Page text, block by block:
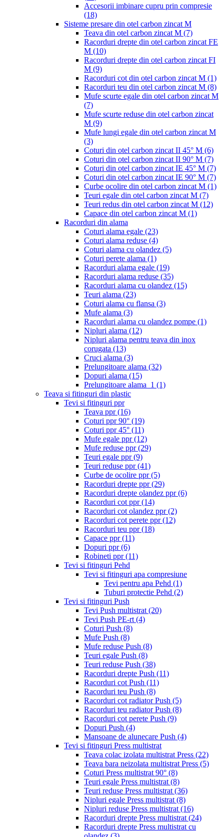
Accesorii imbinare cupru prin compresie
(18)
Sisteme presare din otel carbon zincat M
Teava din otel carbon zincat M (7)
Racorduri drepte din otel carbon zincat FE
M (10)
Racorduri drepte din otel carbon zincat FI
M (9)
Racorduri cot din otel carbon zincat M (1)
Racorduri teu din otel carbon zincat M (8)
Mufe scurte egale din otel carbon zincat M
(7)
Mufe scurte reduse din otel carbon zincat
M (9)
Mufe lungi egale din otel carbon zincat M
(3)
Coturi din otel carbon zincat II 45° M (6)
Coturi din otel carbon zincat II 90° M (7)
Coturi din otel carbon zincat IE 45° M (7)
Coturi din otel carbon zincat IE 90° M (7)
Curbe ocolire din otel carbon zincat M (1)
Teuri egale din otel carbon zincat M (7)
Teuri redus din otel carbon zincat M (12)
Capace din otel carbon zincat M (1)
Racorduri din alama
Coturi alama egale (23)
Coturi alama reduse (4)
Coturi alama cu olandez (5)
Coturi perete alama (1)
Racorduri alama egale (19)
Racorduri alama reduse (35)
Racorduri alama cu olandez (15)
Teuri alama (23)
Coturi alama cu flansa (3)
Mufe alama (3)
Racorduri alama cu olandez pompe (1)
Nipluri alama (12)
Nipluri alama pentru teava din inox
corugata (13)
Cruci alama (3)
Prelungitoare alama (32)
Dopuri alama (15)
Prelungitoare alama_1 (1)
Teava si fitinguri din plastic
Tevi si fitinguri ppr
Teava ppr(16)
Coturi ppr 90° (19)
Coturi ppr 45° (11)
Mufe egale ppr(12)
Mufe reduse ppr(29)
Teuri egale ppr(9)
Teuri reduse ppr(41)
Curbe de ocolire ppr(5)
Racorduri drepte ppr(29)
Racorduri drepte olandez ppr(6)
Racorduri cot ppr(14)
Racorduri cot olandez ppr(2)
Racorduri cot perete ppr(12)
Racorduri teu ppr(18)
Capace ppr(11)
Dopuri ppr(6)
Robineti ppr(11)
Tevi si fitinguri Pehd
Tevi si fitinguri apa compresiune
Tevi pentru apa Pehd (1)
Tuburi protectie Pehd (2)
Tevi si fitinguri Push
Tevi Push multistrat (20)
Tevi Push PE-rt (4)
Coturi Push (8)
Mufe Push (8)
Mufe reduse Push (8)
Teuri egale Push (8)
Teuri reduse Push (38)
Racorduri drepte Push (11)
Racorduri cot Push (11)
Racorduri teu Push (8)
Racorduri cot radiator Push (5)
Racorduri teu radiator Push (8)
Racorduri cot perete Push (9)
Dopuri Push (4)
Mansoane de alunecare Push (4)
Tevi si fitinguri Press multistrat
Teava colac izolata multistrat Press (22)
Teava bara neizolata multistrat Press (5)
Coturi Press multistrat 90° (8)
Teuri egale Press multistrat (8)
Teuri reduse Press multistrat (36)
Nipluri egale Press multistrat (8)
Nipluri reduse Press multistrat (16)
Racorduri drepte Press multistrat (24)
Racorduri drepte Press multistrat cu